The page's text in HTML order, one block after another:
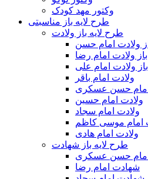
وکتور مهد کودک
طرح لایه باز مناسبتی
طرح لایه باز ولادت
ولادت امام حسن
ولادت امام رضا
ولادت امام علی
ولادت امام باقر
ولادت امام حسین
ولادت امام سجاد
امام موسی کاظم
ولادت امام هادی
طرح لایه باز شهادت
حسن عسکری
شهادت امام رضا